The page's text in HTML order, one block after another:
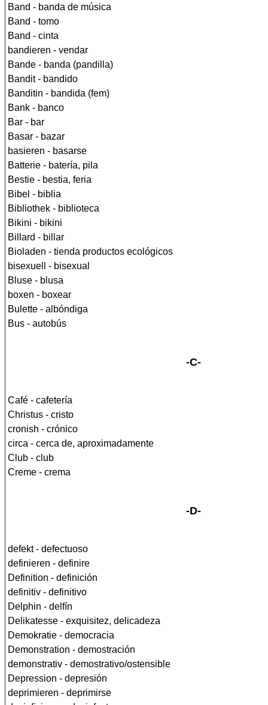
Band - banda de música
Band - tomo
Band - cinta
bandieren - vendar
Bande - banda (pandilla)
Bandit - bandido
Banditin - bandida (fem)
Bank - banco
Bar - bar
Basar - bazar
basieren - basarse
Batterie - batería, pila
Bestie - bestia, feria
Bibel - biblia
Bibliothek - biblioteca
Bikini - bikini
Billard - billar
Bioladen - tienda productos ecológicos
bisexuell - bisexual
Bluse - blusa
boxen - boxear
Bulette - albóndiga
Bus - autobús
-C-
Café - cafetería
Christus - cristo
cronish - crónico
circa - cerca de, aproximadamente
Club - club
Creme - crema
-D-
defekt - defectuoso
definieren - definire
Definition - definición
definitiv - definitivo
Delphin - delfín
Delikatesse - exquisitez, delicadeza
Demokratie - democracia
Demonstration - demostración
demonstrativ - demostrativo/ostensible
Depression - depresión
deprimieren - deprimirse